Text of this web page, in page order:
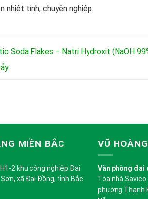
nhiệt tình, chuyên nghiệp.
Soda Flakes – Natri Hydroxit (NaOH
MIỀN BẮC
H1-2 khu công nghiệp Đại
xã Đại Đồng, tỉnh Bắc
VŨ
Văn phòng đại
Tòa nhà Savico
phường Thanh